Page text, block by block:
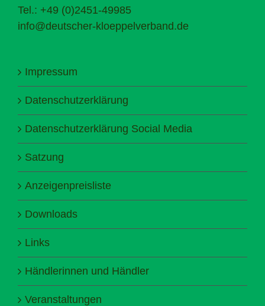
Tel.: +49 (0)2451-49985
info@deutscher-kloeppelverband.de
Impressum
Datenschutzerklärung
Datenschutzerklärung Social Media
Satzung
Anzeigenpreisliste
Downloads
Links
Händlerinnen und Händler
Veranstaltungen